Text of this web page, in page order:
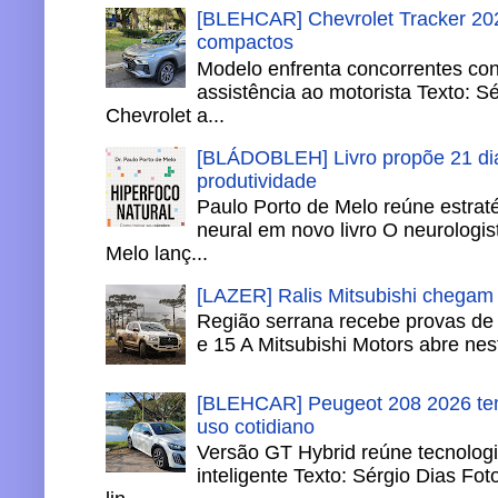
[BLEHCAR] Chevrolet Tracker
compactos
Modelo enfrenta concorrentes
assistência ao motorista Texto:
Chevrolet a...
[BLÁDOBLEH] Livro propõe 21
produtividade
Paulo Porto de Melo reúne
neural em novo livro O
Melo lanç...
[LAZER] Ralis Mitsubishi
Região serrana recebe provas
e 15 A Mitsubishi Motors abre
[BLEHCAR] Peugeot 208 2026
uso cotidiano
Versão GT Hybrid reúne
inteligente Texto: Sérgio Dias